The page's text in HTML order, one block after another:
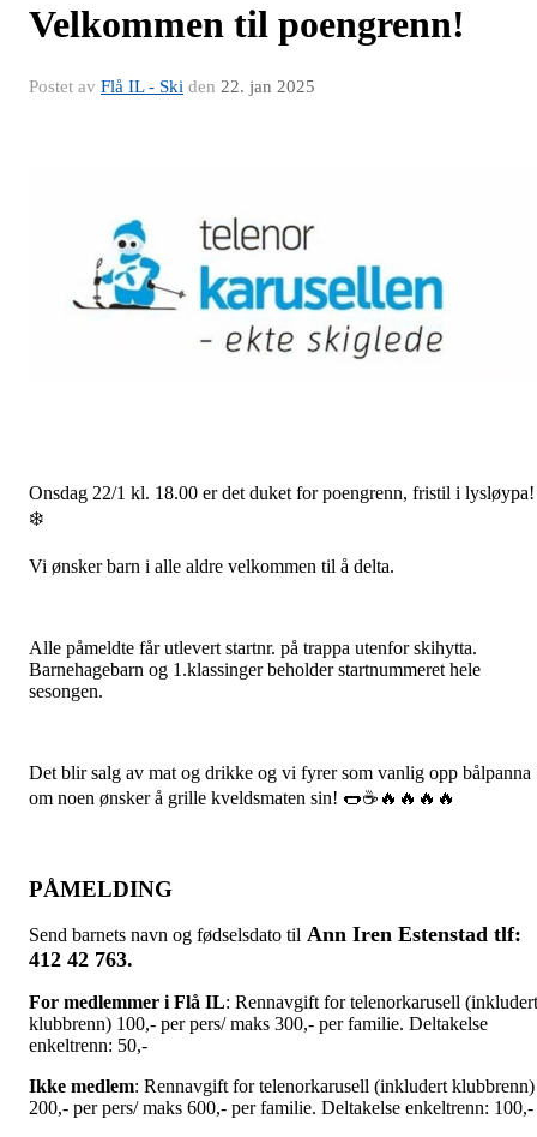
Velkommen til poengrenn!
Postet av Flå IL - Ski den 22. jan 2025
Onsdag 22/1 kl. 18.00 er det duket for poengrenn, fristil i lysløypa!
❄️
Vi ønsker barn i alle aldre velkommen til å delta.
Alle påmeldte får utlevert startnr. på trappa utenfor skihytta.
Barnehagebarn og 1.klassinger beholder startnummeret hele
sesongen.
Det blir salg av mat og drikke og vi fyrer som vanlig opp bålpanna
om noen ønsker å grille kveldsmaten sin! 🌭☕️🔥🔥🔥🔥
PÅMELDING
Send barnets navn og fødselsdato til Ann Iren Estenstad tlf:
412 42 763.
For medlemmer i Flå IL: Rennavgift for telenorkarusell (inkludert
klubbrenn) 100,- per pers/ maks 300,- per familie. Deltakelse
enkeltrenn: 50,-
Ikke medlem: Rennavgift for telenorkarusell (inkludert klubbrenn)
200,- per pers/ maks 600,- per familie. Deltakelse enkeltrenn: 100,-